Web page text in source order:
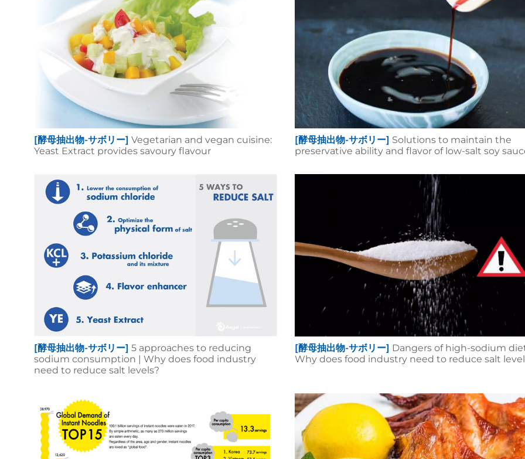
[酵母抽出物-サボリー] Vegetarian and vegan cuisine:
Yeast Extract provides savoury flavour
[酵母抽出物-サボリー] Solutions to maintain the
preservative ability and flavor of low-salt soy
[酵母抽出物-サボリー] 5 approaches to reducing
sodium consumption | Why does food industry
need to reduce salt levels?
[酵母抽出物-サボリー] Dangers of high-sodium
Why does food industry need to reduce salt